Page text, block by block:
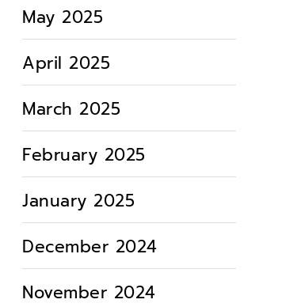
May 2025
April 2025
March 2025
February 2025
January 2025
December 2024
November 2024